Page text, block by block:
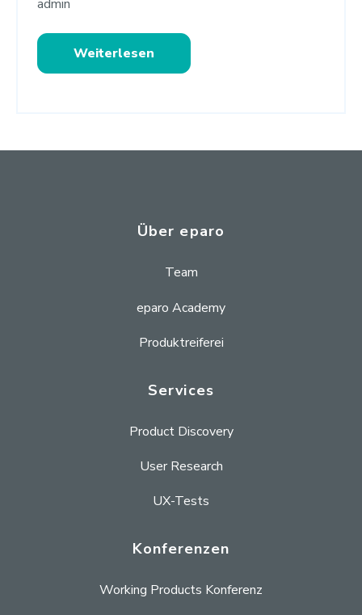
admin
Weiterlesen
Über eparo
Team
eparo Academy
Produktreiferei
Services
Product Discovery
User Research
UX-Tests
Konferenzen
Working Products Konferenz